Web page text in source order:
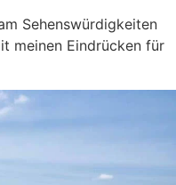
Sehenswürdigkeiten
meinen Eindrücken für